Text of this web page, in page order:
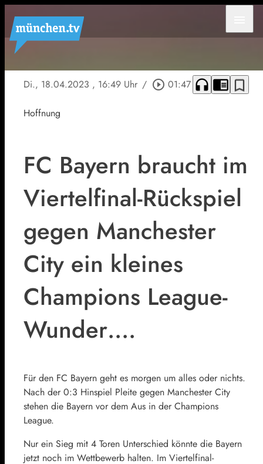
Di., 18.04.2023 , 16:49 Uhr / play_circle_outline 01:47 headphones chrome_reader_mode bookmark_border
Hoffnung
FC Bayern braucht im
Viertelfinal-Rückspiel
gegen Manchester
City ein kleines
Champions League-
Wunder….
Für den FC Bayern geht es morgen um alles oder nichts.
Nach der 0:3 Hinspiel Pleite gegen Manchester City
stehen die Bayern vor dem Aus in der Champions
League.
Nur ein Sieg mit 4 Toren Unterschied könnte die Bayern
jetzt noch im Wettbewerb halten. Im Viertelfinal-